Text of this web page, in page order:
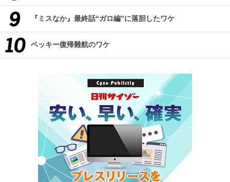
『ミスなか』最終話“ガロ編”に落胆したワケ
ベッキー復帰難航のワケ